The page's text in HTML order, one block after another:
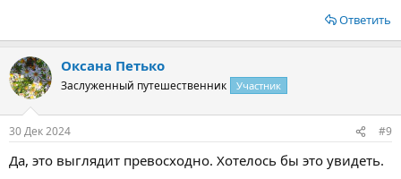
Ответить
Оксана Петько
Заслуженный путешественник Участник
30 Дек 2024 #9
Да, это выглядит превосходно. Хотелось бы это увидеть.